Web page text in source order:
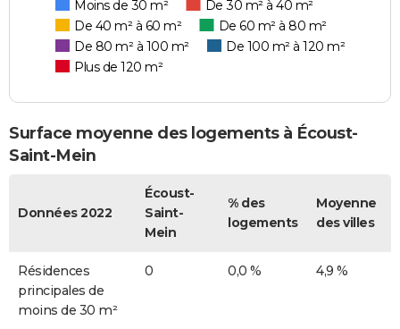
Moins de 30 m²
De 30 m² à 40 m²
De 40 m² à 60 m²
De 60 m² à 80 m²
De 80 m² à 100 m²
De 100 m² à 120 m²
Plus de 120 m²
Surface moyenne des logements à Écoust-
Saint-Mein
Données 2022
Écoust-
Saint-
Mein
% des
logements
Moyenne
des villes
Résidences
principales de
moins de 30 m²
0 0,0 % 4,9 %